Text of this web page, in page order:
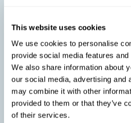
This website uses cookies
We use cookies to personalise
provide social media features
We also share information about
our social media, advertising and
may combine it with other
provided to them or that they’ve
of their services.
склерозом: онлайн-тренировка
стимулировать когнитивные
этим неврологическим
снижению степени нарушений.
Снизить симптомы, связанные с
Рассеянный склероз
миелиновой оболочке аксонов